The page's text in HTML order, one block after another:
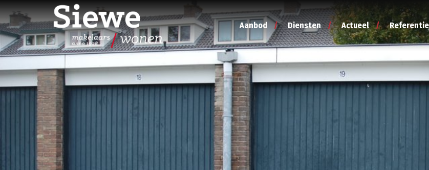
Aanbod Diensten Actueel